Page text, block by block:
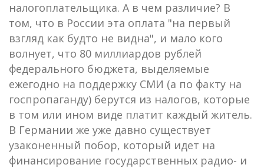
налогоплательщика. А в чем различие? В
том, что в России эта оплата "на первый
взгляд как будто не видна", и мало кого
волнует, что 80 миллиардов рублей
федерального бюджета, выделяемые
ежегодно на поддержку СМИ (а по факту на
госпропаганду) берутся из налогов, которые
в том или ином виде платит каждый житель.
В Германии же уже давно существует
узаконенный побор, который идет на
финансирование государственных радио- и